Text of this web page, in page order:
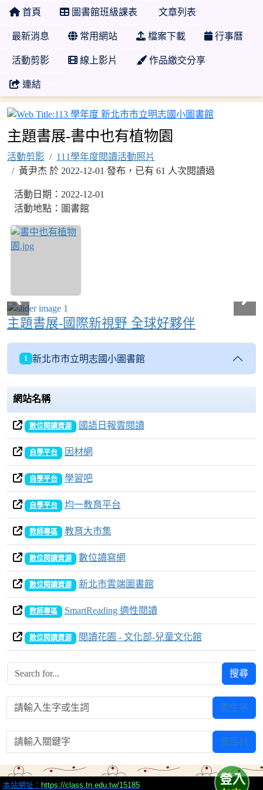
首頁 圖書館班級課表 文章列表
最新消息 常用網站 檔案下載 行事曆
活動剪影 線上影片 作品繳交分享
連結
113 學年度
主題書展-書中也有植物園
活動剪影
111學年度閱讀活動照片
黃尹杰 於 2022-12-01 發布，已有 61 人次閱讀過
活動日期：2022-12-01
活動地點：圖書館
主題書展-國際新視野 全球好夥伴
1 新北市市立明志國小圖書館
網站名稱
數位閱讀資源 國語日報雲閱讀
自學平台 因材網
自學平台 學習吧
自學平台 均一教育平台
教師專區 教育大市集
數位閱讀資源 數位讀寫網
數位閱讀資源 新北市雲端圖書館
教師專區 SmartReading 適性閱讀
數位閱讀資源 閱讀花園 - 文化部-兒童文化館
搜尋
請輸入生字或生詞 查生字
請輸入關鍵字 查百科
本站網址： https://class.tn.edu.tw/15185